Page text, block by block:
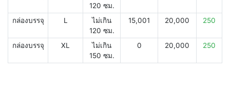
120 ซม.
กล่องบรรจุ L
ไม่เกิน
120 ซม.
15,001 20,000 250
กล่องบรรจุ XL
ไม่เกิน
150 ซม.
0 20,000 250